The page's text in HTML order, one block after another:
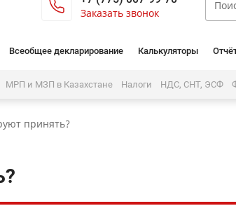
Заказать звонок
Всеобщее декларирование Калькуляторы
МРП и МЗП в Казахстане Налоги НДС, СНТ, ЭСФ
принять?